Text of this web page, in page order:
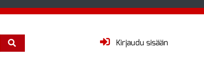
Kirjaudu sisään